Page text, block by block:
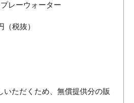
レーウォーター
税抜）
いただくため、無償提供分の販